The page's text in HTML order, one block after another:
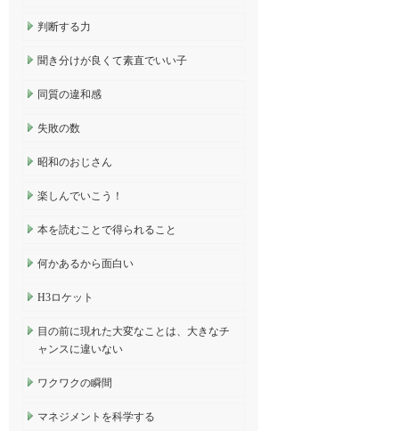
判断する力
聞き分けが良くて素直でいい子
同質の違和感
失敗の数
昭和のおじさん
楽しんでいこう！
本を読むことで得られること
何かあるから面白い
H3ロケット
目の前に現れた大変なことは、大きなチ
ャンスに違いない
ワクワクの瞬間
マネジメントを科学する